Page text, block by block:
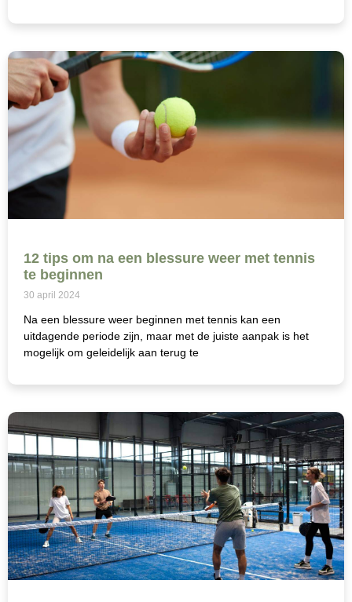
12 tips om na een blessure weer met tennis
te beginnen
30 april 2024
Na een blessure weer beginnen met tennis kan een
uitdagende periode zijn, maar met de juiste aanpak is het
mogelijk om geleidelijk aan terug te